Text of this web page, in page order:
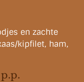
en zachte
kipfilet, ham,